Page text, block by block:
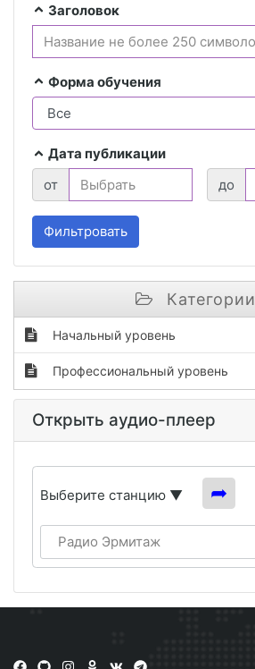
Заголовок
Форма обучения
Дата публикации
от
до
Фильтровать
Категории
Начальный уровень
Профессиональный уровень
Открыть аудио-плеер
Выберите станцию ▼ ➦